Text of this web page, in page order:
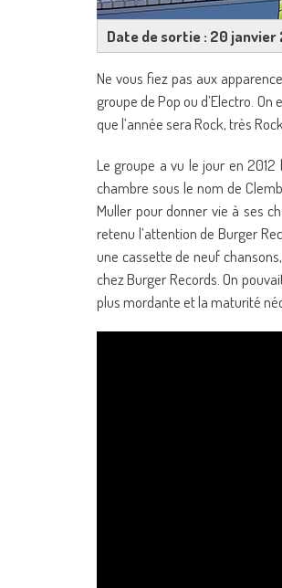
Date de sortie : 20 janvier
Ne vous fiez pas aux
groupe de Pop ou d’Electro.
que l’année sera Rock, très
Le groupe a vu le jour en
chambre sous le nom de
Muller pour donner vie à ses
retenu l’attention de Burger
une cassette de neuf
chez Burger Records. On
plus mordante et la maturité